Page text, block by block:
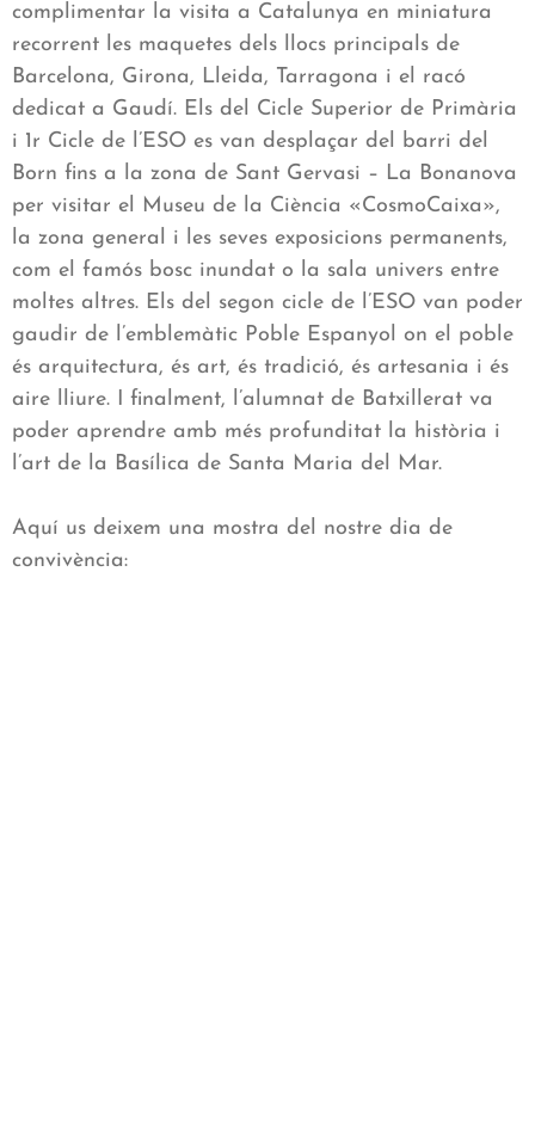
complimentar la visita a Catalunya en miniatura
recorrent les maquetes dels llocs principals de
Barcelona, Girona, Lleida, Tarragona i el racó
dedicat a Gaudí. Els del Cicle Superior de Primària
i 1r Cicle de l’ESO es van desplaçar del barri del
Born fins a la zona de Sant Gervasi – La Bonanova
per visitar el Museu de la Ciència «CosmoCaixa»,
la zona general i les seves exposicions permanents,
com el famós bosc inundat o la sala univers entre
moltes altres. Els del segon cicle de l’ESO van poder
gaudir de l’emblemàtic Poble Espanyol on el poble
és arquitectura, és art, és tradició, és artesania i és
aire lliure. I finalment, l’alumnat de Batxillerat va
poder aprendre amb més profunditat la història i
l’art de la Basílica de Santa Maria del Mar.
Aquí us deixem una mostra del nostre dia de
convivència: